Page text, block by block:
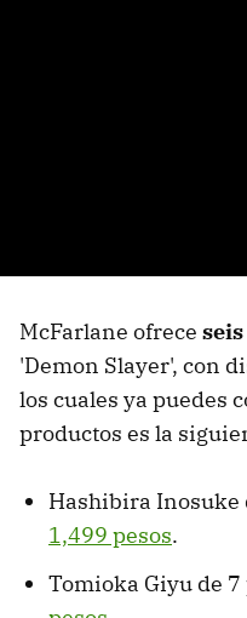
McFarlane ofrece
'Demon Slayer', con
los cuales ya puedes
productos es la
Hashibira Inosuke
1,499 pesos.
Tomioka Giyu de